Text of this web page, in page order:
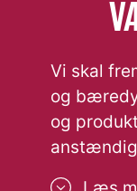
Vi skal
og
og